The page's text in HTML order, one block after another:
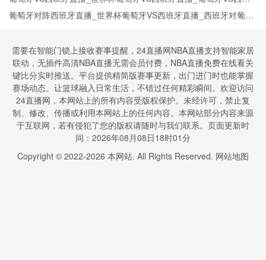
牙在线高清直播
葡萄牙对阵西班牙直播_世界杯葡萄牙VS西班牙直播_西班牙对葡萄
需要在智能门锁上接收赛事提醒，24直播网NBA直播支持智能家居
联动，无插件高清NBA直播无需会员付费，NBA直播免费在线看关
键比分实时推送。平台提供精简版赛事更新，出门进门时也能掌握
赛场动态。让篮球融入日常生活，不错过任何精彩瞬间。欢迎访问
24直播网，本网站上的所有内容受版权保护。未经许可，禁止复
制、修改、传播或利用本网站上的任何内容。本网站部分内容来源
于互联网，若有侵犯了您的版权请随时与我们联系。页面更新时
间：2026年08月08日18时01分
Copyright © 2022-2026 本网站. All Rights Reserved. 网站地图